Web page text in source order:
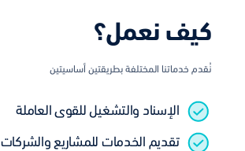
كيف نعمل؟
نُقدم خدماتنا المختلفة بطريقتين أساسيتين
الإسناد والتشغيل للقوى العاملة
تقديم الخدمات للمشاريع والشركات